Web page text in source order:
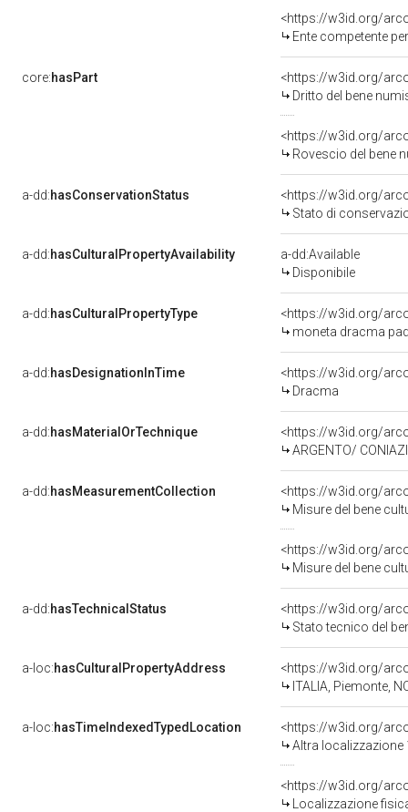
<https://w3id.org/
Ente competente per tutela del
core:hasPart
<https://w3id.org/
Dritto del bene
<https://w3id.org/
Rovescio del bene
a-dd:hasConservationStatus
<https://w3id.org/
Stato di
a-dd:hasCulturalPropertyAvailability
a-dd:Available
Disponibile
a-dd:hasCulturalPropertyType
<https://w3id.org/
moneta dracma
a-dd:hasDesignationInTime
<https://w3id.org/
Dracma
a-dd:hasMaterialOrTechnique
<https://w3id.org/
ARGENTO/
a-dd:hasMeasurementCollection
<https://w3id.org/
Misure del bene
<https://w3id.org/
Misure del bene
a-dd:hasTechnicalStatus
<https://w3id.org/
Stato tecnico del
a-loc:hasCulturalPropertyAddress
<https://w3id.org/
ITALIA, Piemonte,
a-loc:hasTimeIndexedTypedLocation
<https://w3id.org/
Altra localizzazione
<https://w3id.org/
Localizzazione